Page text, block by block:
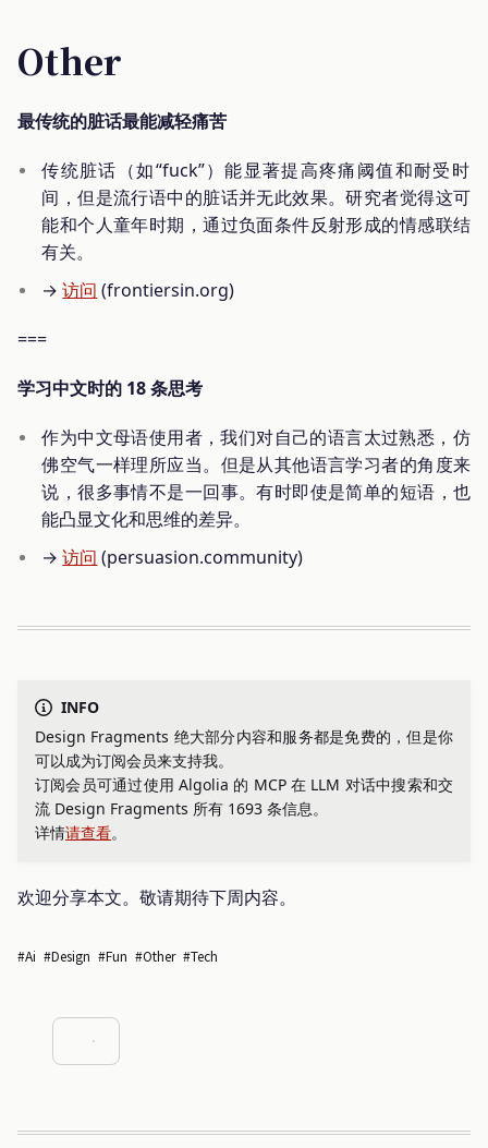
Other
最传统的脏话最能减轻痛苦
传统脏话（如“fuck”）能显著提高疼痛阈值和耐受时
间，但是流行语中的脏话并无此效果。研究者觉得这可
能和个人童年时期，通过负面条件反射形成的情感联结
有关。
→访问 (frontiersin.org)
===
学习中文时的 18 条思考
作为中文母语使用者，我们对自己的语言太过熟悉，仿
佛空气一样理所应当。但是从其他语言学习者的角度来
说，很多事情不是一回事。有时即使是简单的短语，也
能凸显文化和思维的差异。
→访问 (persuasion.community)
INFO
Design Fragments 绝大部分内容和服务都是免费的，但是你
可以成为订阅会员来支持我。
订阅会员可通过使用 Algolia 的 MCP 在 LLM 对话中搜索和交
流 Design Fragments 所有 1693 条信息。
详情请查看。
欢迎分享本文。敬请期待下周内容。
#ai #design #fun #other #tech